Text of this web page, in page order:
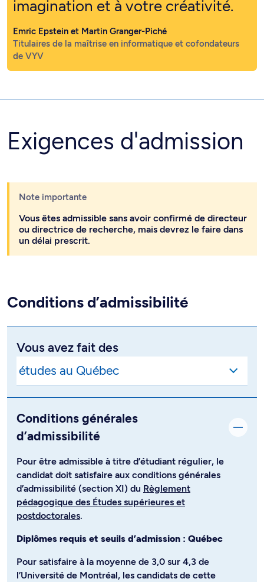
imagination et à votre créativité.
Emric Epstein et Martin Granger-Piché
Titulaires de la maîtrise en informatique et cofondateurs
de VYV
Exigences d'admission
Note importante
Vous êtes admissible sans avoir confirmé de directeur
ou directrice de recherche, mais devrez le faire dans
un délai prescrit.
Conditions d’admissibilité
Vous avez fait des
Conditions générales
d’admissibilité
Pour être admissible à titre d’étudiant régulier, le
candidat doit satisfaire aux conditions générales
d’admissibilité (section XI) du Règlement
pédagogique des Études supérieures et
postdoctorales.
Diplômes requis et seuils d’admission : Québec
Pour satisfaire à la moyenne de 3,0 sur 4,3 de
l’Université de Montréal, les candidats de cette